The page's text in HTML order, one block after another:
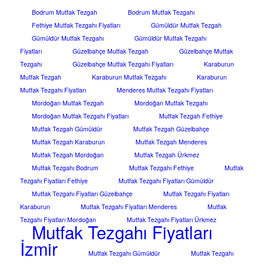
Bodrum Mutfak Tezgah
Bodrum Mutfak Tezgahı
Fethiye Mutfak Tezgahı Fiyatları
Gümüldür Mutfak Tezgah
Gümüldür Mutfak Tezgahı
Gümüldür Mutfak Tezgahı
Fiyatları
Güzelbahçe Mutfak Tezgah
Güzelbahçe Mutfak
Tezgahı
Güzelbahçe Mutfak Tezgahı Fiyatları
Karaburun
Mutfak Tezgah
Karaburun Mutfak Tezgahı
Karaburun
Mutfak Tezgahı Fiyatları
Menderes Mutfak Tezgahı Fiyatları
Mordoğan Mutfak Tezgah
Mordoğan Mutfak Tezgahı
Mordoğan Mutfak Tezgahı Fiyatları
Mutfak Tezgah Fethiye
Mutfak Tezgah Gümüldür
Mutfak Tezgah Güzelbahçe
Mutfak Tezgah Karaburun
Mutfak Tezgah Menderes
Mutfak Tezgah Mordoğan
Mutfak Tezgah Ürkmez
Mutfak Tezgahı Bodrum
Mutfak Tezgahı Fethiye
Mutfak
Tezgahı Fiyatları Fethiye
Mutfak Tezgahı Fiyatları Gümüldür
Mutfak Tezgahı Fiyatları Güzelbahçe
Mutfak Tezgahı Fiyatları
Karaburun
Mutfak Tezgahı Fiyatları Menderes
Mutfak
Tezgahı Fiyatları Mordoğan
Mutfak Tezgahı Fiyatları Ürkmez
Mutfak Tezgahı Fiyatları
İzmir Mutfak Tezgahı Gümüldür
Mutfak Tezgahı